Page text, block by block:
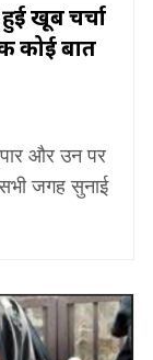
हुई खूब चर्चा
कोई बात
और उन पर
जगह सुनाई